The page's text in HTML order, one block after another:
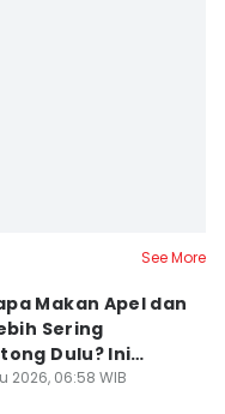
See More
Makan Apel dan
Sering
Dulu? Ini
2026, 06:58 WIB